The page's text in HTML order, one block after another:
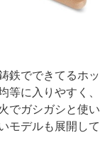
鉄でできてるホッ
等に入りやすく、
でガシガシと使い
モデルも展開して